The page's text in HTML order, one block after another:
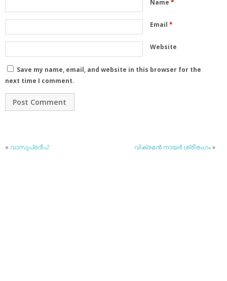
Name *
Email *
Website
Save my name, email, and website in this browser for the
next time I comment.
« വാസുപ്രദീപ് വിക്രമന്‍ നായര്‍ ശ്രീരംഗം»